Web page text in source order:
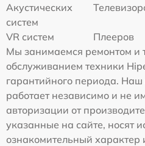
Акустических
систем
VR систем
Плееров
Мы занимаемся ремонтом и
обслуживанием техники
гарантийного периода. Наш
работает независимо и не
авторизации от
указанные на сайте, носят
ознакомительный характер